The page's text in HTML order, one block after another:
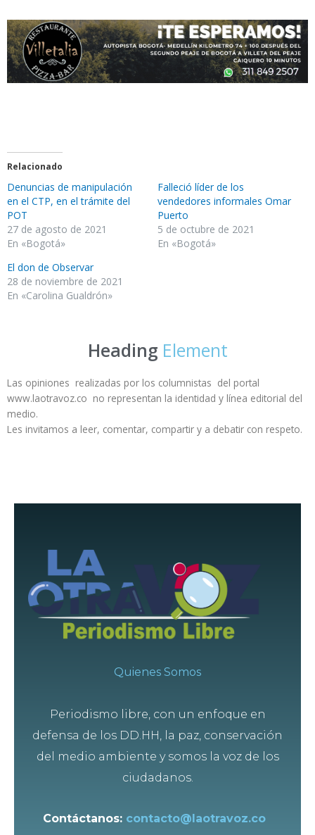
Relacionado
Denuncias de manipulación
en el CTP, en el trámite del
POT
27 de agosto de 2021
En «Bogotá»
Falleció líder de los
vendedores informales Omar
Puerto
5 de octubre de 2021
En «Bogotá»
El don de Observar
28 de noviembre de 2021
En «Carolina Gualdrón»
Heading Element
Las opiniones realizadas por los columnistas del portal
www.laotravoz.co no representan la identidad y línea editorial del
medio.
Les invitamos a leer, comentar, compartir y a debatir con respeto.
Quienes Somos
Periodismo libre, con un enfoque en
defensa de los DD.HH, la paz, conservación
del medio ambiente y somos la voz de los
ciudadanos.
Contáctanos: contacto@laotravoz.co